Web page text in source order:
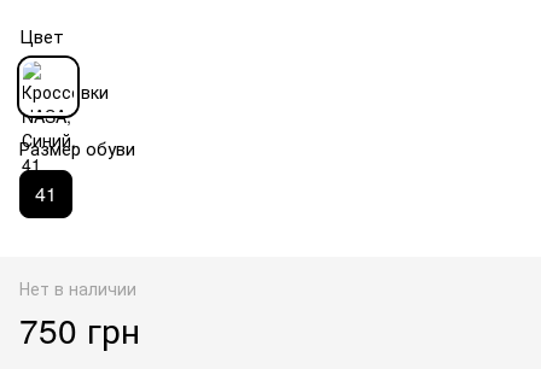
Цвет
Размер обуви
41
Нет в наличии
750 грн